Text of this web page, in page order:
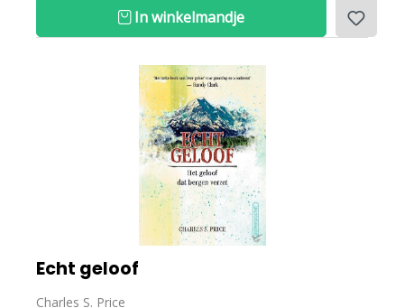
In winkelmandje
Echt geloof
Charles S. Price